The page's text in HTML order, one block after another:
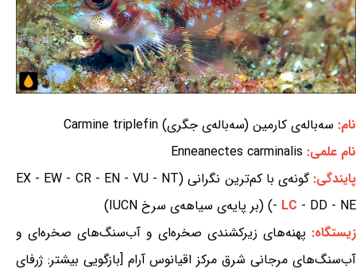
نام: سه‌باله‌ی کارمین (سه‌باله‌ی جگری) Carmine triplefin
نام علمی: Enneanectes carminalis
پایندگی:
گونه‌ی با کم‌ترین نگرانی (EX - EW - CR - EN - VU - NT
- LC - DD - NE) (بر پایه‌ی سیاهه‌ی سرخ IUCN)
زیستگاه: پهنه‌های زیرکشندی صخره‌ای و آب‌سنگ‌های صخره‌ای و
آب‌سنگ‌های مرجانی شرق مرکز اقیانوس آرام [بازگویی بیشتر: ژرفای